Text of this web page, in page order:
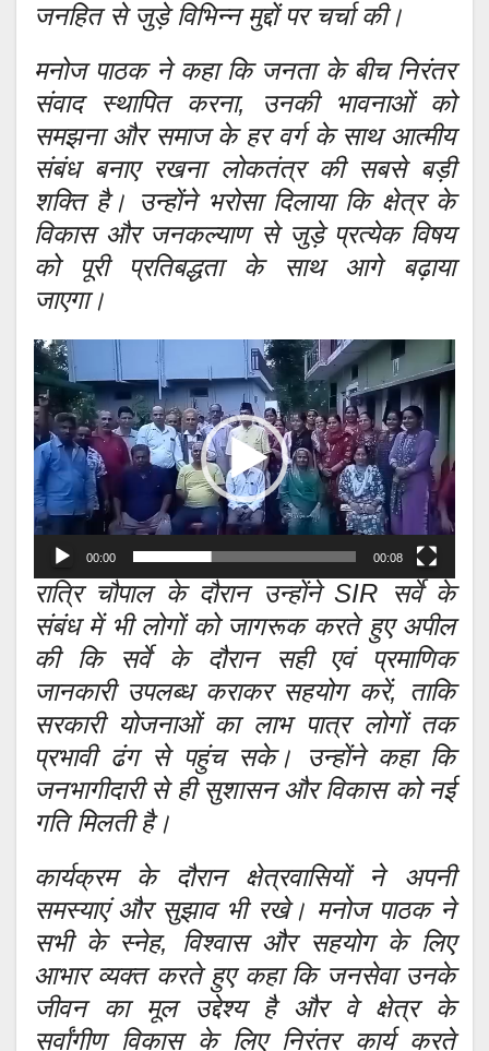
जनहित से जुड़े विभिन्न मुद्दों पर चर्चा की।
मनोज पाठक ने कहा कि जनता के बीच निरंतर
संवाद स्थापित करना, उनकी भावनाओं को
समझना और समाज के हर वर्ग के साथ आत्मीय
संबंध बनाए रखना लोकतंत्र की सबसे बड़ी
शक्ति है। उन्होंने भरोसा दिलाया कि क्षेत्र के
विकास और जनकल्याण से जुड़े प्रत्येक विषय
को पूरी प्रतिबद्धता के साथ आगे बढ़ाया
जाएगा।
Video
Player
00:00 00:08
रात्रि चौपाल के दौरान उन्होंने SIR सर्वे के
संबंध में भी लोगों को जागरूक करते हुए अपील
की कि सर्वे के दौरान सही एवं प्रमाणिक
जानकारी उपलब्ध कराकर सहयोग करें, ताकि
सरकारी योजनाओं का लाभ पात्र लोगों तक
प्रभावी ढंग से पहुंच सके। उन्होंने कहा कि
जनभागीदारी से ही सुशासन और विकास को नई
गति मिलती है।
कार्यक्रम के दौरान क्षेत्रवासियों ने अपनी
समस्याएं और सुझाव भी रखे। मनोज पाठक ने
सभी के स्नेह, विश्वास और सहयोग के लिए
आभार व्यक्त करते हुए कहा कि जनसेवा उनके
जीवन का मूल उद्देश्य है और वे क्षेत्र के
सर्वांगीण विकास के लिए निरंतर कार्य करते